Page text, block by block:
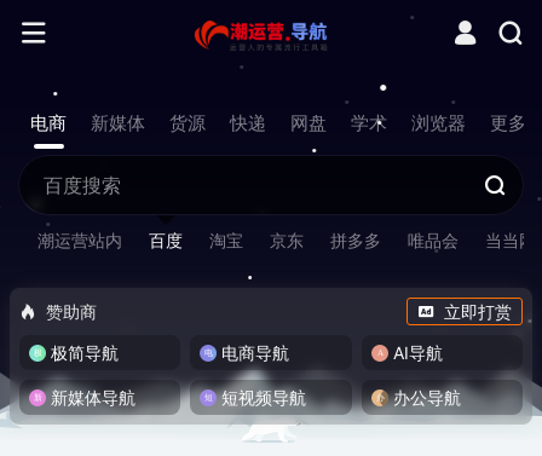
电商 新媒体 货源 快递 网盘 学术 浏览器 更多
潮运营站内 百度 淘宝 京东 拼多多 唯品会 当当网
赞助商
立即打赏
极简导航
电商导航 AI导航
新媒体导航 短视频导航 办公导航